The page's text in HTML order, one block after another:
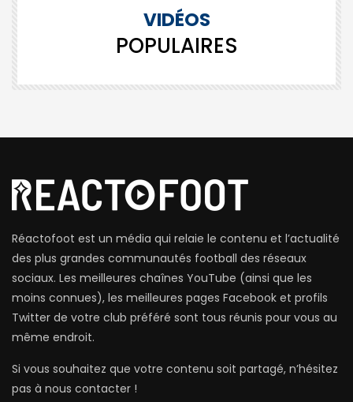
VIDÉOS
POPULAIRES
Réactofoot est un média qui relaie le contenu et l’actualité
des plus grandes communautés football des réseaux
sociaux. Les meilleures chaînes YouTube (ainsi que les
moins connues), les meilleures pages Facebook et profils
Twitter de votre club préféré sont tous réunis pour vous au
même endroit.
Si vous souhaitez que votre contenu soit partagé, n’hésitez
pas à nous contacter !